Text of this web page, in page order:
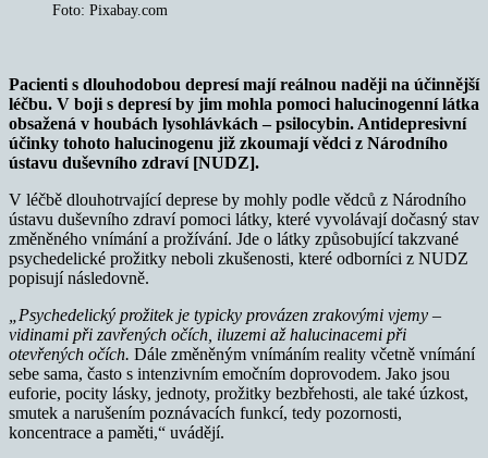
Foto: Pixabay.com
Pacienti s dlouhodobou depresí mají reálnou naději na účinnější
léčbu. V boji s depresí by jim mohla pomoci halucinogenní látka
obsažená v houbách lysohlávkách – psilocybin. Antidepresivní
účinky tohoto halucinogenu již zkoumají vědci z Národního
ústavu duševního zdraví [NUDZ].
V léčbě dlouhotrvající deprese by mohly podle vědců z Národního
ústavu duševního zdraví pomoci látky, které vyvolávají dočasný stav
změněného vnímání a prožívání. Jde o látky způsobující takzvané
psychedelické prožitky neboli zkušenosti, které odborníci z NUDZ
popisují následovně.
„Psychedelický prožitek je typicky provázen zrakovými vjemy –
vidinami při zavřených očích, iluzemi až halucinacemi při
otevřených očích. Dále změněným vnímáním reality včetně vnímání
sebe sama, často s intenzivním emočním doprovodem. Jako jsou
euforie, pocity lásky, jednoty, prožitky bezbřehosti, ale také úzkost,
smutek a narušením poznávacích funkcí, tedy pozornosti,
koncentrace a paměti,“ uvádějí.